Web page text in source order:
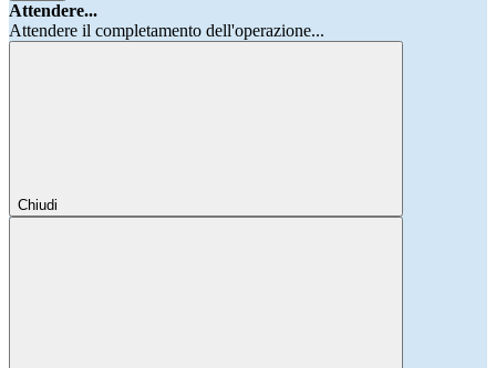
Attendere...
Attendere il completamento dell'operazione...
Chiudi